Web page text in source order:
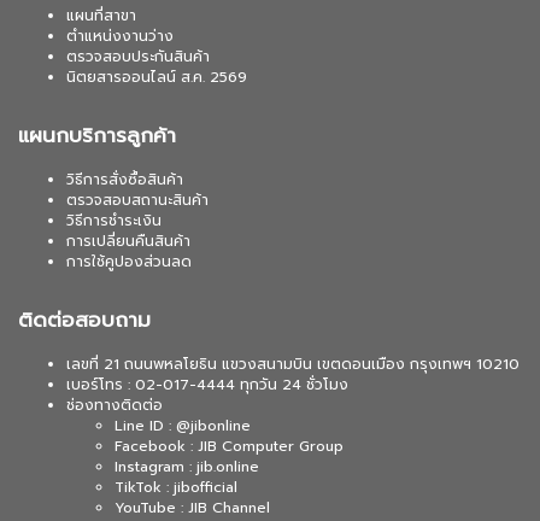
แผนที่สาขา
ตำแหน่งงานว่าง
ตรวจสอบประกันสินค้า
นิตยสารออนไลน์ ส.ค. 2569
แผนกบริการลูกค้า
วิธีการสั่งซื้อสินค้า
ตรวจสอบสถานะสินค้า
วิธีการชำระเงิน
การเปลี่ยนคืนสินค้า
การใช้คูปองส่วนลด
ติดต่อสอบถาม
เลขที่ 21 ถนนพหลโยธิน แขวงสนามบิน เขตดอนเมือง กรุงเทพฯ 10210
เบอร์โทร : 02-017-4444 ทุกวัน 24 ชั่วโมง
ช่องทางติดต่อ
Line ID : @jibonline
Facebook : JIB Computer Group
Instagram : jib.online
TikTok : jibofficial
YouTube : JIB Channel